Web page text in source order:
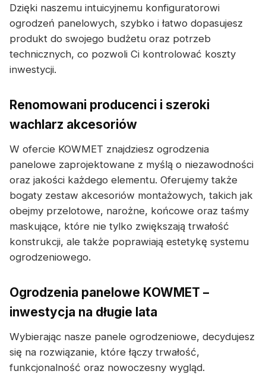
Dzięki naszemu intuicyjnemu konfiguratorowi
ogrodzeń panelowych, szybko i łatwo dopasujesz
produkt do swojego budżetu oraz potrzeb
technicznych, co pozwoli Ci kontrolować koszty
inwestycji.
Renomowani producenci i szeroki
wachlarz akcesoriów
W ofercie KOWMET znajdziesz ogrodzenia
panelowe zaprojektowane z myślą o niezawodności
oraz jakości każdego elementu. Oferujemy także
bogaty zestaw akcesoriów montażowych, takich jak
obejmy przelotowe, narożne, końcowe oraz taśmy
maskujące, które nie tylko zwiększają trwałość
konstrukcji, ale także poprawiają estetykę systemu
ogrodzeniowego.
Ogrodzenia panelowe KOWMET –
inwestycja na długie lata
Wybierając nasze panele ogrodzeniowe, decydujesz
się na rozwiązanie, które łączy trwałość,
funkcjonalność oraz nowoczesny wygląd.